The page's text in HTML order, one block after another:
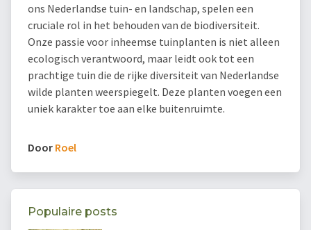
ons Nederlandse tuin- en landschap, spelen een
cruciale rol in het behouden van de biodiversiteit.
Onze passie voor inheemse tuinplanten is niet alleen
ecologisch verantwoord, maar leidt ook tot een
prachtige tuin die de rijke diversiteit van Nederlandse
wilde planten weerspiegelt. Deze planten voegen een
uniek karakter toe aan elke buitenruimte.
Door Roel
Populaire posts